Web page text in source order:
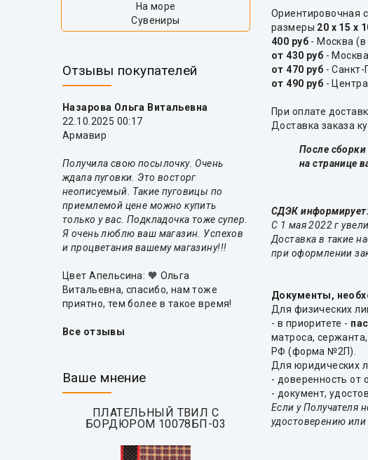
Ориентировочная
размеры 20 х 15 х
400 руб- Москва
от 430 руб -
от 470 руб - Санкт-
от 490 руб -
При оплате
Доставка заказа
После
на странице
СДЭК
С 1 мая 2022 г
Доставка в такие
при оформлении
Документы,
Для физических
- в приоритете -
матроса,
РФ (форма №2П).
Для юридических
- доверенность от
- документ,
Если у Получателя
удостоверению или
На море
Сувениры
Отзывы покупателей
Назарова Ольга Витальевна
22.10.2025 00:17
Армавир
Получила свою посылочку. Очень
ждала пуговки. Это восторг
неописуемый. Такие пуговицы по
приемлемой цене можно купить
только у вас. Подкладочка тоже супер.
Я очень люблю ваш магазин. Успехов
и процветания вашему магазину!!!
Цвет Апельсина: 🧡 Ольга
Витальевна, спасибо, нам тоже
приятно, тем более в такое время!
Все отзывы
Ваше мнение
ПЛАТЕЛЬНЫЙ ТВИЛ С
БОРДЮРОМ 10078БП-03